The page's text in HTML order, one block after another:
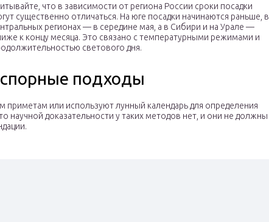
что в зависимости от региона России сроки посадки
существенно отличаться. На юге посадки начинаются раньше, в
регионах — в середине мая, а в Сибири и на Урале —
к концу месяца. Это связано с температурными режимами и
светового дня.
подходы
или используют лунный календарь для определения
научной доказательности у таких методов нет, и они не должны